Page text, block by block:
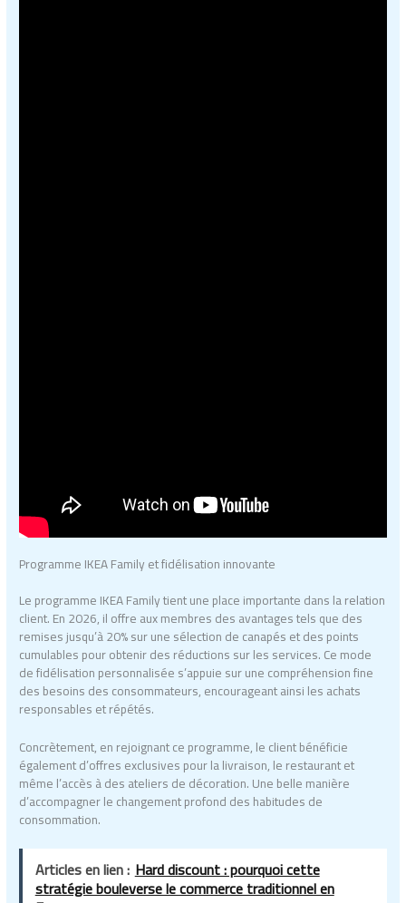
Programme IKEA Family et fidélisation innovante
Le programme IKEA Family tient une place importante dans la relation
client. En 2026, il offre aux membres des avantages tels que des
remises jusqu’à 20% sur une sélection de canapés et des points
cumulables pour obtenir des réductions sur les services. Ce mode
de fidélisation personnalisée s’appuie sur une compréhension fine
des besoins des consommateurs, encourageant ainsi les achats
responsables et répétés.
Concrètement, en rejoignant ce programme, le client bénéficie
également d’offres exclusives pour la livraison, le restaurant et
même l’accès à des ateliers de décoration. Une belle manière
d’accompagner le changement profond des habitudes de
consommation.
Articles en lien : Hard discount : pourquoi cette
stratégie bouleverse le commerce traditionnel en